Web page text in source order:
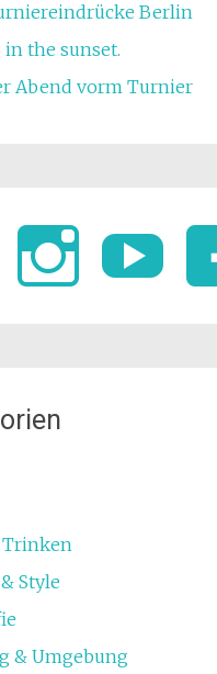
Berlin
in the sunset.
Abend vorm Turnier
Trinken
Style
& Umgebung